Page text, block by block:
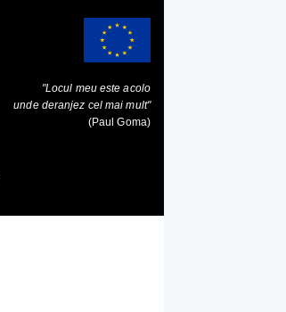
"Locul meu este acolo
unde deranjez cel mai mult"
(Paul Goma)